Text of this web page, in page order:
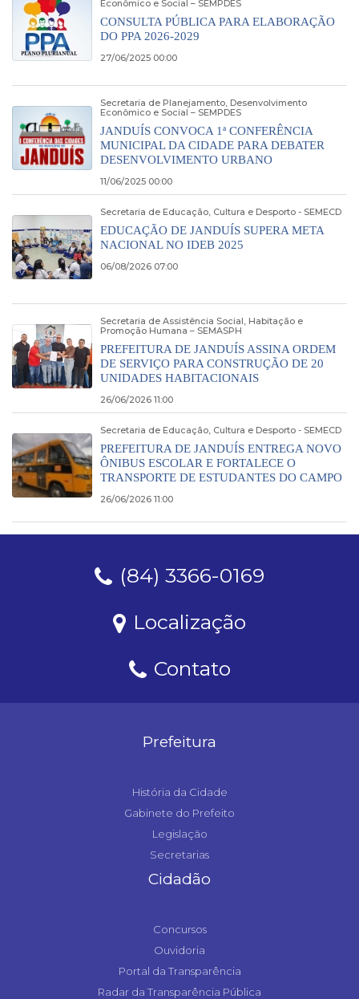
Econômico e Social – SEMPDES
CONSULTA PÚBLICA PARA ELABORAÇÃO
DO PPA 2026-2029
27/06/2025 00:00
Secretaria de Planejamento, Desenvolvimento
Econômico e Social – SEMPDES
JANDUÍS CONVOCA 1ª CONFERÊNCIA
MUNICIPAL DA CIDADE PARA DEBATER
DESENVOLVIMENTO URBANO
11/06/2025 00:00
Secretaria de Educação, Cultura e Desporto - SEMECD
EDUCAÇÃO DE JANDUÍS SUPERA META
NACIONAL NO IDEB 2025
06/08/2026 07:00
Secretaria de Assistência Social, Habitação e
Promoção Humana – SEMASPH
PREFEITURA DE JANDUÍS ASSINA ORDEM
DE SERVIÇO PARA CONSTRUÇÃO DE 20
UNIDADES HABITACIONAIS
26/06/2026 11:00
Secretaria de Educação, Cultura e Desporto - SEMECD
PREFEITURA DE JANDUÍS ENTREGA NOVO
ÔNIBUS ESCOLAR E FORTALECE O
TRANSPORTE DE ESTUDANTES DO CAMPO
26/06/2026 11:00
(84) 3366-0169
Localização
Contato
Prefeitura
História da Cidade
Gabinete do Prefeito
Legislação
Secretarias
Cidadão
Concursos
Ouvidoria
Portal da Transparência
Radar da Transparência Pública